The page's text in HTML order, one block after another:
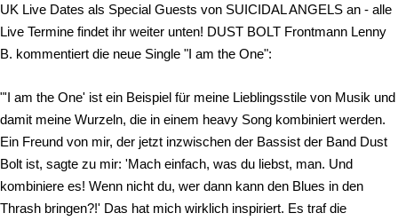
UK Live Dates als Special Guests von SUICIDAL ANGELS an - alle
Live Termine findet ihr weiter unten! DUST BOLT Frontmann Lenny
B. kommentiert die neue Single "I am the One":
"'I am the One' ist ein Beispiel für meine Lieblingsstile von Musik und
damit meine Wurzeln, die in einem heavy Song kombiniert werden.
Ein Freund von mir, der jetzt inzwischen der Bassist der Band Dust
Bolt ist, sagte zu mir: 'Mach einfach, was du liebst, man. Und
kombiniere es! Wenn nicht du, wer dann kann den Blues in den
Thrash bringen?!' Das hat mich wirklich inspiriert. Es traf die